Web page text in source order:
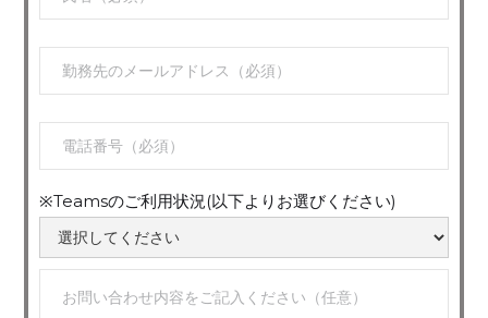
※Teamsのご利用状況(以下よりお選びください)